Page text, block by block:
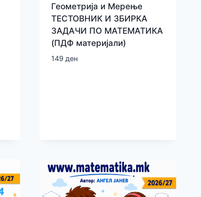
Геометрија и Мерење
ТЕСТОВНИК И ЗБИРКА
ЗАДАЧИ ПО МАТЕМАТИКА
(ПДФ материјали)
149 ден